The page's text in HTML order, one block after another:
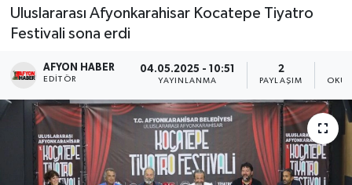
Uluslararası Afyonkarahisar Kocatepe Tiyatro
Festivali sona erdi
AFYON HABER
EDITÖR
04.05.2025 - 10:51
YAYINLANMA
2
PAYLAŞIM
Ekonomi